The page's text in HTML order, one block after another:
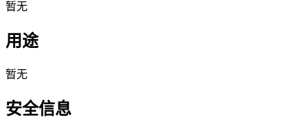
暂无
用途
暂无
安全信息